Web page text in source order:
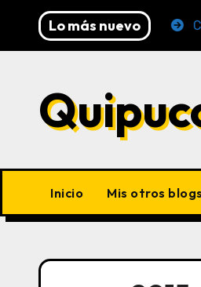
Lo más nuevo
(AFP y SUNAT)
Inicio Mis otros blogs